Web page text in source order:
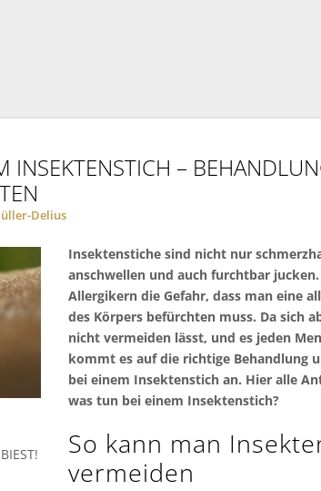
INSEKTENSTICH –
Delius
Insektenstiche sind nicht nur
anschwellen und auch furchtbar
Allergikern die Gefahr, dass man eine
des Körpers befürchten muss. Da sich
nicht vermeiden lässt, und es jeden
kommt es auf die richtige Behandlung
bei einem Insektenstich an. Hier alle
was tun bei einem Insektenstich?
So kann man
vermeiden